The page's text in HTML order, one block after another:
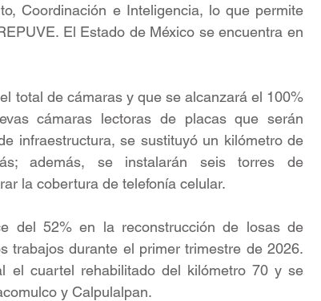
Coordinación e Inteligencia, lo que permite
El Estado de México se encuentra en
total de cámaras y que se alcanzará el 100%
cámaras lectoras de placas que serán
infraestructura, se sustituyó un kilómetro de
además, se instalarán seis torres de
la cobertura de telefonía celular.
del 52% en la reconstrucción de losas de
trabajos durante el primer trimestre de 2026.
el cuartel rehabilitado del kilómetro 70 y se
y Calpulalpan.